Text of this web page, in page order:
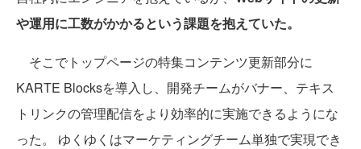
や運用に工数がかかるという課題を抱えていた。
そこでトップページの特集コンテンツ更新部分に
KARTE Blocksを導入し、開発チームがバナー、テキス
トリンクの管理配信をより効率的に実施できるようにな
った。 ゆくゆくはマーケティングチーム単独で実現でき